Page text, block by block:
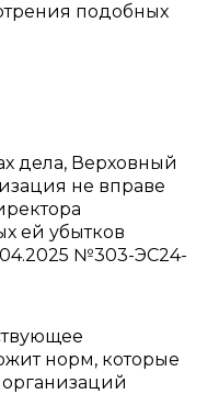
подобных
дела, Верховный
не вправе
ей убытков
№303-ЭС24-
норм, которые